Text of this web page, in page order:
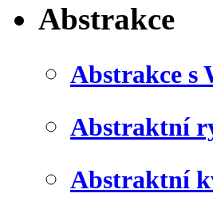
Abstrakce
Abstrakce s
Abstraktní
Abstraktní